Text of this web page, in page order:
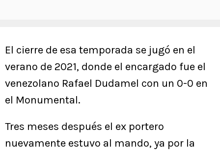
El cierre de esa temporada se jugó en el
verano de 2021, donde el encargado fue el
venezolano Rafael Dudamel con un 0-0 en
el Monumental.
Tres meses después el ex portero
nuevamente estuvo al mando, ya por la